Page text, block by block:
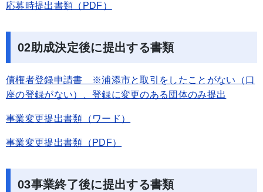
応募時提出書類（PDF）
02助成決定後に提出する書類
債権者登録申請書 ※浦添市と取引をしたことがない（口
座の登録がない）、登録に変更のある団体のみ提出
事業変更提出書類（ワード）
事業変更提出書類（PDF）
03事業終了後に提出する書類